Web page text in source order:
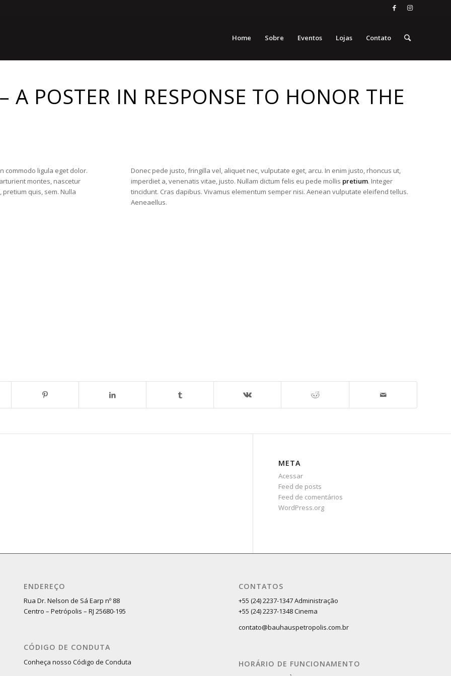
Home Sobre Eventos Lojas Contato
A POSTER IN RESPONSE TO HONOR THE
commodo ligula eget dolor.
montes, nascetur
quis, sem. Nulla
Donec pede justo, fringilla vel, aliquet nec, vulputate eget, arcu. In enim justo, rhoncus ut,
imperdiet a, venenatis vitae, justo. Nullam dictum felis eu pede mollis pretium. Integer
tincidunt. Cras dapibus. Vivamus elementum semper nisi. Aenean vulputate eleifend tellus.
Aeneaellus.
META
Acessar
Feed de posts
Feed de comentários
WordPress.org
ENDEREÇO
Rua Dr. Nelson de Sá Earp nº 88
Centro – Petrópolis – RJ 25680-195
CÓDIGO DE CONDUTA
Conheça nosso Código de Conduta
CONTATOS
+55 (24) 2237-1347 Administração
+55 (24) 2237-1348 Cinema
contato@bauhauspetropolis.com.br
HORÁRIO DE FUNCIONAMENTO